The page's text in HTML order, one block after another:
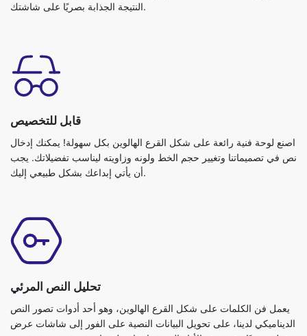
النتيجة الجذابة بصريًا على شاشتك.
قابل للتخصيص
اصنع لوحة فنية رائعة على شكل القرع الهالوين بكل سهولة! يمكنك إدخال
نص في تصميماتنا وتغيير حجم الخط ولونه وزاويته ليناسب تفضيلاتك. يجب
أن يأتي إبداعك بشكل طبيعي إليك.
تحليل النص المرئي
يعمل فن الكلمات على شكل القرع الهالوين، وهو أحد أدوات تصور النص
الديناميكي لدينا، على تحويل البيانات النصية على الفور إلى شاشات عرض